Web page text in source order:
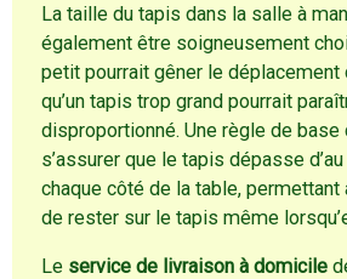
La taille du tapis dans la salle à
également être soigneusement
petit pourrait gêner le déplacement
qu’un tapis trop grand pourrait
disproportionné. Une règle de
s’assurer que le tapis dépasse
chaque côté de la table, permettant
de rester sur le tapis même
Le service de livraison à domicile